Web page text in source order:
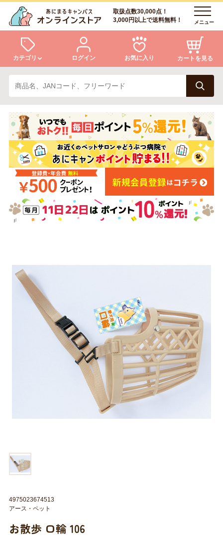
取扱点数30,000点！
3,000円以上で送料無料！
メニュー
カテゴリ
犬 猫
小動物・鳥 アクア・爬虫類・昆虫
ドッグフード キャットフード
美容・ケア用品 服・おさんぽ用品
トリマーグッズ
ログイン お気に入り カートを見る
ログイン
会員登録
あにまるキャンパスについて
アフターサービス
商品リクエスト
お散歩 口輪 106
4975023674513
アース・ペット